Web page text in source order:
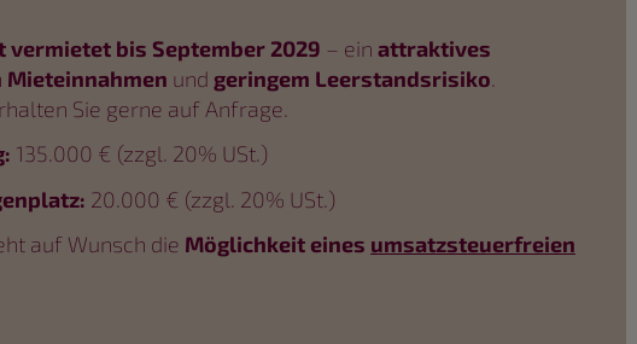
vermietet bis September 2029 – ein attraktives
und geringem Leerstandsrisiko.
Sie gerne auf Anfrage.
135.000 € (zzgl. 20% USt.)
20.000 € (zzgl. 20% USt.)
auf Wunsch die Möglichkeit eines umsatzsteuerfreien